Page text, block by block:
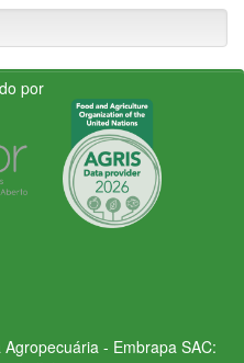
por
- Embrapa SAC: